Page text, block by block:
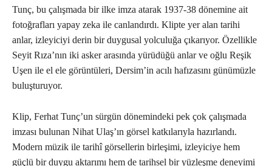
Tunç, bu çalışmada bir ilke imza atarak 1937-38 dönemine ait
fotoğrafları yapay zeka ile canlandırdı. Klipte yer alan tarihi
anlar, izleyiciyi derin bir duygusal yolculuğa çıkarıyor. Özellikle
Seyit Rıza’nın iki asker arasında yürüdüğü anlar ve oğlu Reşik
Uşen ile el ele görüntüleri, Dersim’in acılı hafızasını günümüzle
buluşturuyor.
Klip, Ferhat Tunç’un sürgün dönemindeki pek çok çalışmada
imzası bulunan Nihat Ulaş’ın görsel katkılarıyla hazırlandı.
Modern müzik ile tarihî görsellerin birleşimi, izleyiciye hem
güçlü bir duygu aktarımı hem de tarihsel bir yüzleşme deneyimi